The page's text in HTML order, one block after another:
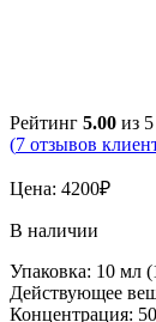
Рейтинг 5.00 из
(7 отзывов
Цена: 4200₽
В наличии
Упаковка: 10 мл
Действующее
Концентрация: